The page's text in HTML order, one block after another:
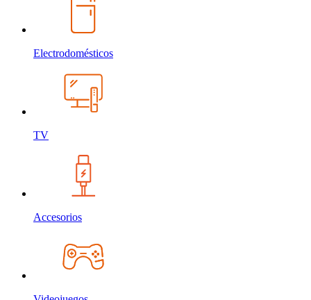
Electrodomésticos
TV
Accesorios